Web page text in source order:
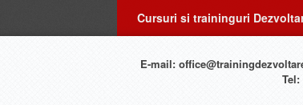
Cursuri si traininguri
E-mail:
Tel: